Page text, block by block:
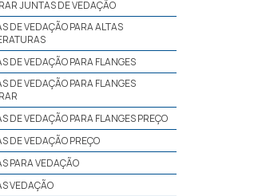
JUNTAS DE VEDAÇÃO
DE VEDAÇÃO PARA ALTAS
DE VEDAÇÃO PARA FLANGES
DE VEDAÇÃO PARA FLANGES
DE VEDAÇÃO PARA FLANGES PREÇO
DE VEDAÇÃO PREÇO
PARA VEDAÇÃO
VEDAÇÃO